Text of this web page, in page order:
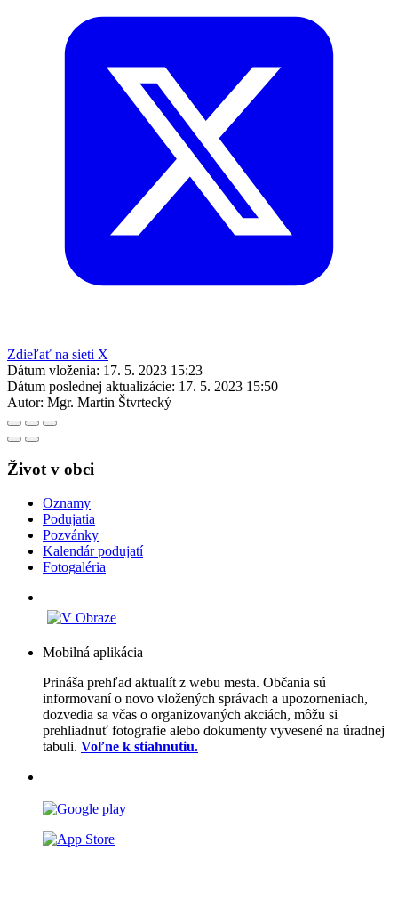
Zdieľať na sieti X
Dátum vloženia: 17. 5. 2023 15:23
Dátum poslednej aktualizácie: 17. 5. 2023 15:50
Autor: Mgr. Martin Štvrtecký
Život v obci
Oznamy
Podujatia
Pozvánky
Kalendár podujatí
Fotogaléria
Mobilná aplikácia
Prináša prehľad aktualít z webu mesta. Občania sú
informovaní o novo vložených správach a upozorneniach,
dozvedia sa včas o organizovaných akciách, môžu si
prehliadnuť fotografie alebo dokumenty vyvesené na úradnej
tabuli. Voľne k stiahnutiu.